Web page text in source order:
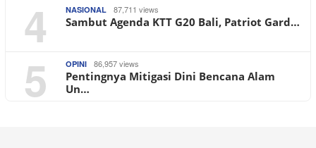
4 NASIONAL 87,711 views
Sambut Agenda KTT G20 Bali, Patriot Gard…
5 OPINI 86,957 views
Pentingnya Mitigasi Dini Bencana Alam
Un…